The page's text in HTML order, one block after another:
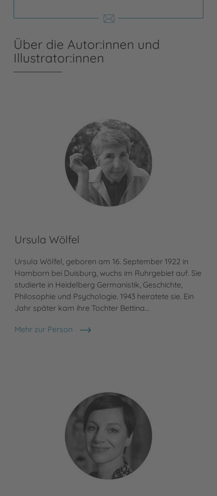
Über die Autor:innen und
Illustrator:innen
Ursula Wölfel
Ursula Wölfel, geboren am 16. September 1922 in
Hamborn bei Duisburg, wuchs im Ruhrgebiet auf. Sie
studierte in Heidelberg Germanistik, Geschichte,
Philosophie und Psychologie. 1943 heiratete sie. Ein
Jahr später kam ihre Tochter Bettina…
Mehr zur Person
Ursula Wölfel